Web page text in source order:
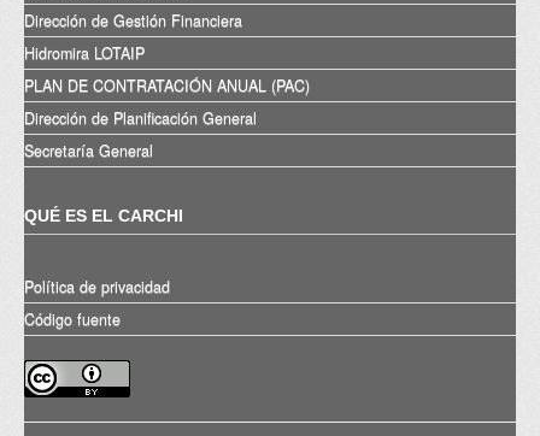
Dirección de Gestión Financiera
Hidromira LOTAIP
PLAN DE CONTRATACIÓN ANUAL (PAC)
Dirección de Planificación General
Secretaría General
QUÉ ES EL CARCHI
Política de privacidad
Código fuente